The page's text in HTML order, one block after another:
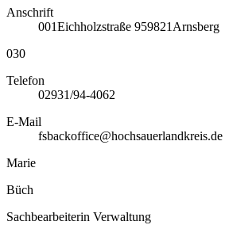
Anschrift
001Eichholzstraße 959821 Arnsberg
030
Telefon
02931/94-4062
E-Mail
fsbackoffice@hochsauerlandkreis.de
Marie
Büch
Sachbearbeiterin Verwaltung